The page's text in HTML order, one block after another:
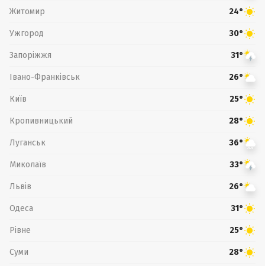
Житомир 24°
Ужгород 30°
Запоріжжя 31°
Івано-Франківськ 26°
Київ 25°
Кропивницький 28°
Луганськ 36°
Миколаїв 33°
Львів 26°
Одеса 31°
Рівне 25°
Суми 28°